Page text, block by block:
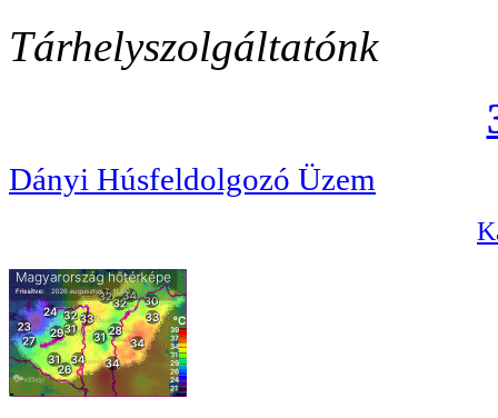
Tárhelyszolgáltatónk
Dányi Húsfeldolgozó Üzem